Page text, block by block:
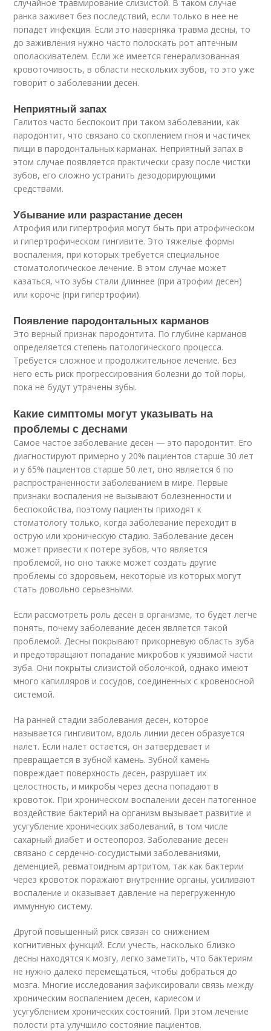
случайное травмирование слизистой. В таком случае
ранка заживет без последствий, если только в нее не
попадет инфекция. Если это наверняка травма десны, то
до заживления нужно часто полоскать рот аптечным
ополаскивателем. Если же имеется генерализованная
кровоточивость, в области нескольких зубов, то это уже
говорит о заболевании десен.
Неприятный запах
Галитоз часто беспокоит при таком заболевании, как
пародонтит, что связано со скоплением гноя и частичек
пищи в пародонтальных карманах. Неприятный запах в
этом случае появляется практически сразу после чистки
зубов, его сложно устранить дезодорирующими
средствами.
Убывание или разрастание десен
Атрофия или гипертрофия могут быть при атрофическом
и гипертрофическом гингивите. Это тяжелые формы
воспаления, при которых требуется специальное
стоматологическое лечение. В этом случае может
казаться, что зубы стали длиннее (при атрофии десен)
или короче (при гипертрофии).
Появление пародонтальных карманов
Это верный признак пародонтита. По глубине карманов
определяется степень патологического процесса.
Требуется сложное и продолжительное лечение. Без
него есть риск прогрессирования болезни до той поры,
пока не будут утрачены зубы.
Какие симптомы могут указывать на
проблемы с деснами
Самое частое заболевание десен — это пародонтит. Его
диагностируют примерно у 20% пациентов старше 30 лет
и у 65% пациентов старше 50 лет, оно является 6 по
распространенности заболеванием в мире. Первые
признаки воспаления не вызывают болезненности и
беспокойства, поэтому пациенты приходят к
стоматологу только, когда заболевание переходит в
острую или хроническую стадию. Заболевание десен
может привести к потере зубов, что является
проблемой, но оно также может создать другие
проблемы со здоровьем, некоторые из которых могут
стать довольно серьезными.
Если рассмотреть роль десен в организме, то будет легче
понять, почему заболевание десен является такой
проблемой. Десны покрывают прикорневую область зуба
и предотвращают попадание микробов к уязвимой части
зуба. Они покрыты слизистой оболочкой, однако имеют
много капилляров и сосудов, соединенных с кровеносной
системой.
На ранней стадии заболевания десен, которое
называется гингивитом, вдоль линии десен образуется
налет. Если налет остается, он затвердевает и
превращается в зубной камень. Зубной камень
повреждает поверхность десен, разрушает их
целостность, и микробы через десна попадают в
кровоток. При хроническом воспалении десен патогенное
воздействие бактерий на организм вызывает развитие и
усугубление хронических заболеваний, в том числе
сахарный диабет и остеопороз. Заболевание десен
связано с сердечно-сосудистыми заболеваниями,
деменцией, ревматоидным артритом, так как бактерии
через кровоток поражают внутренние органы, усиливают
воспаление и оказывает давление на перегруженную
иммунную систему.
Другой повышенный риск связан со снижением
когнитивных функций. Если учесть, насколько близко
десны находятся к мозгу, легко заметить, что бактериям
не нужно далеко перемещаться, чтобы добраться до
мозга. Многие исследования зафиксировали связь между
хроническим воспалением десен, кариесом и
усугублением хронических состояний. При этом лечение
полости рта улучшило состояние пациентов.